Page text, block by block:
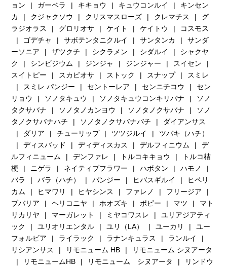
ョン
ガーベラ キキョウ キュウコンルイ
キンセン
カ
クジャクソウ クリスマスローズ クレマチス
グ
ラジオラス
グロリオサ ケイト ケイトウ
コスモス
ゴデチャ
サボテンタニクルイ サンタンカ
サンダ
ーソニア
ザツクチ シクラメン シダルイ
シャクヤ
ク
シンビジウム ジンジャ ジンジャー
スイセン
スイトピー
スカビオサ ストック スナップ
スミレ
スミレ パンジー
セントーレア センニチコウ
セン
リョウ
ソノタキュウ ソノタキュウコンキリバナ
ソノ
タクサバナ
ソノタノカンヨウ ソノタノクサバナ
ソノ
タノクサバナハチ
ソノタノクサバナバチ
ダイアンサス
ダリア
チューリップ ツツジルイ
ツバキ（ハチ）
ディスバッド
ディディスカス デルフィニウム
デ
ルフィニューム
デンファレ トルコキキョウ
トルコ桔
梗
ニゲラ ネイティブフラワー ハボタン
ハモノ
バラ
バラ（ハチ） パンジー ヒバスギルイ
ヒペリ
カム
ヒマワリ ヒヤシンス ファレノ
フリージア
ブバリア
ヘリコニヤ ホオズキ ポピー マツ
マト
リカリヤ
マーガレット ミヤコワスレ
ユリアジアティ
ック
ユリオリエンタル ユリ（LA） ユーカリ
ユー
フォルビア
ライラック ラナンキュラス
ランルイ
リシアンサス
リモニューム HB
リモニューム シヌアータ
リモニュームHB
リモニューム シヌアータ
リンドウ